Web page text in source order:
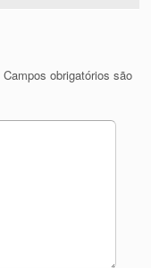
Campos obrigatórios são